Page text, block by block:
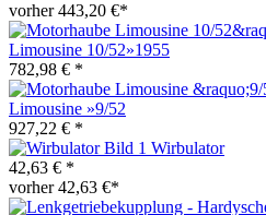
vorher 443,20 €*
Limousine 10/52»1955
782,98 € *
Limousine »9/52
927,22 € *
Wirbulator
42,63 € *
vorher 42,63 €*